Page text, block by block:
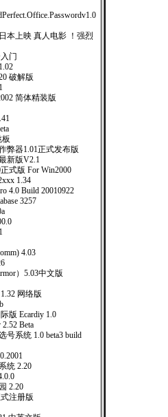
本上映 真人电影 ！强烈
门
破解版
简体精装版
板
弊器1.01正式发布版
新版V2.1
式版 For Win2000
1.34
4.0 Build 20010922
3257
4.03
）5.03中文版
网络版
版 Ecardiy 1.0
2.52 Beta
号系统 1.0 beta3 build
统 2.20
2.20
注册版